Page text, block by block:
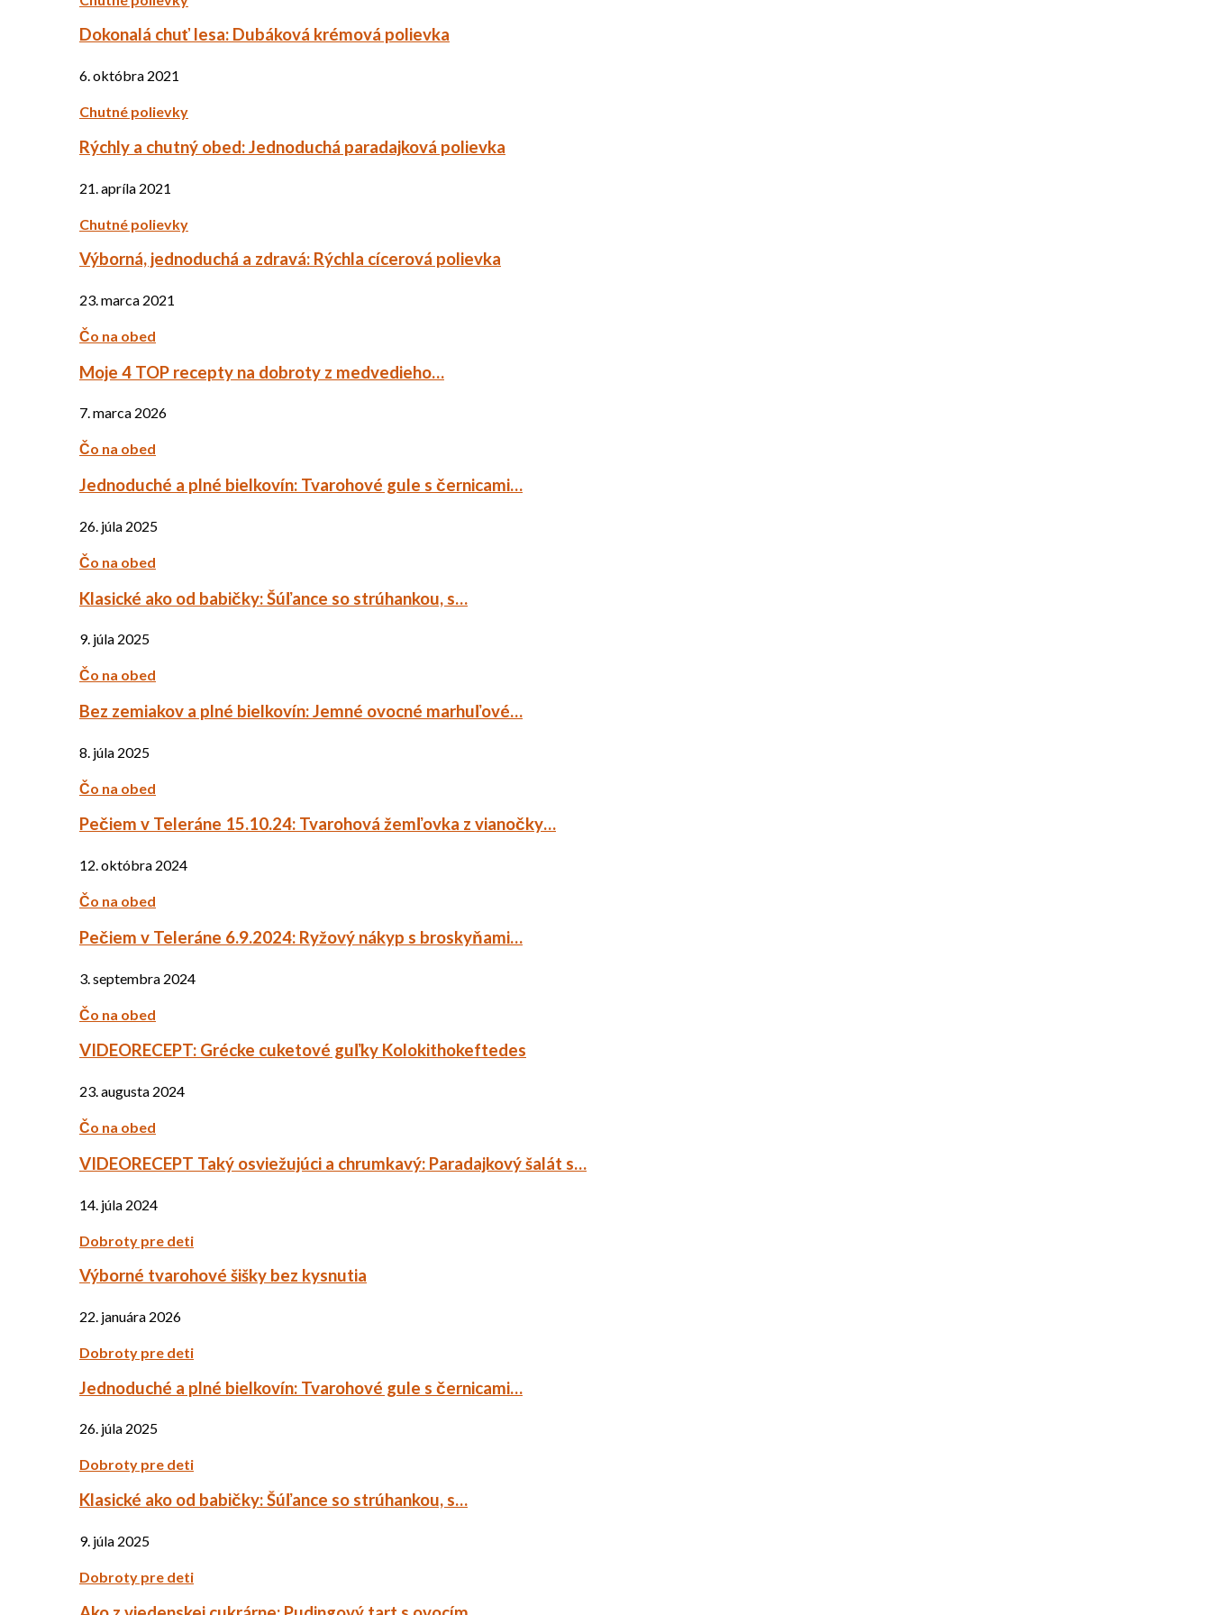
Dokonalá chuť lesa: Dubáková krémová polievka
6. októbra 2021
Chutné polievky
Rýchly a chutný obed: Jednoduchá paradajková polievka
21. apríla 2021
Chutné polievky
Výborná, jednoduchá a zdravá: Rýchla cícerová polievka
23. marca 2021
Čo na obed
Moje 4 TOP recepty na dobroty z medvedieho…
7. marca 2026
Čo na obed
Jednoduché a plné bielkovín: Tvarohové gule s černicami…
26. júla 2025
Čo na obed
Klasické ako od babičky: Šúľance so strúhankou, s…
9. júla 2025
Čo na obed
Bez zemiakov a plné bielkovín: Jemné ovocné marhuľové…
8. júla 2025
Čo na obed
Pečiem v Teleráne 15.10.24: Tvarohová žemľovka z vianočky…
12. októbra 2024
Čo na obed
Pečiem v Teleráne 6.9.2024: Ryžový nákyp s broskyňami…
3. septembra 2024
Čo na obed
VIDEORECEPT: Grécke cuketové guľky Kolokithokeftedes
23. augusta 2024
Čo na obed
VIDEORECEPT Taký osviežujúci a chrumkavý: Paradajkový šalát s…
14. júla 2024
Dobroty pre deti
Výborné tvarohové šišky bez kysnutia
22. januára 2026
Dobroty pre deti
Jednoduché a plné bielkovín: Tvarohové gule s černicami…
26. júla 2025
Dobroty pre deti
Klasické ako od babičky: Šúľance so strúhankou, s…
9. júla 2025
Dobroty pre deti